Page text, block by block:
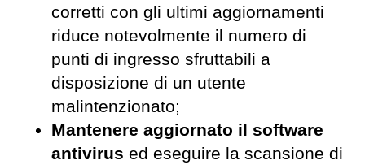
corretti con gli ultimi aggiornamenti
riduce notevolmente il numero di
punti di ingresso sfruttabili a
disposizione di un utente
malintenzionato;
Mantenere aggiornato il software
antivirus ed eseguire la scansione di